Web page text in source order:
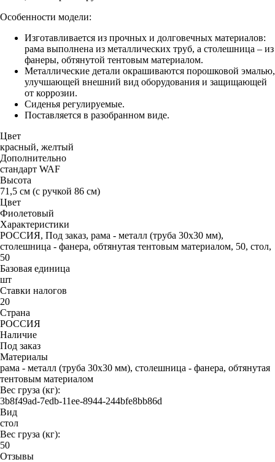
Особенности модели:
Изготавливается из прочных и долговечных материалов:
рама выполнена из металлических труб, а столешница – из
фанеры, обтянутой тентовым материалом.
Металлические детали окрашиваются порошковой эмалью,
улучшающей внешний вид оборудования и защищающей
от коррозии.
Сиденья регулируемые.
Поставляется в разобранном виде.
Цвет
красный, желтый
Дополнительно
стандарт WAF
Высота
71,5 см (с ручкой 86 см)
Цвет
Фиолетовый
Характеристики
РОССИЯ, Под заказ, рама - металл (труба 30х30 мм),
столешница - фанера, обтянутая тентовым материалом, 50, стол,
50
Базовая единица
шт
Ставки налогов
20
Страна
РОССИЯ
Наличие
Под заказ
Материалы
рама - металл (труба 30х30 мм), столешница - фанера, обтянутая
тентовым материалом
Вес груза (кг):
3b8f49ad-7edb-11ee-8944-244bfe8bb86d
Вид
стол
Вес груза (кг):
50
Отзывы